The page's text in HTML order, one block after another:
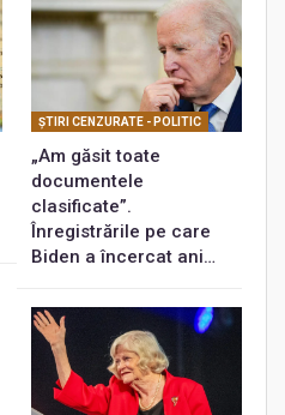
ŞTIRI CENZURATE - POLITIC
„Am găsit toate
documentele
clasificate”.
Înregistrările pe care
Biden a încercat ani…